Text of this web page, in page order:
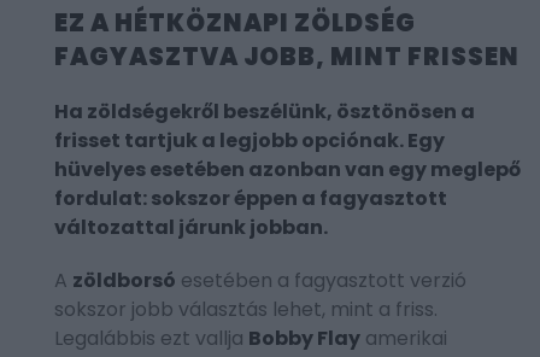
EZ A HÉTKÖZNAPI ZÖLDSÉG
FAGYASZTVA JOBB, MINT FRISSEN
Ha zöldségekről beszélünk, ösztönösen a
frisset tartjuk a legjobb opciónak. Egy
hüvelyes esetében azonban van egy meglepő
fordulat: sokszor éppen a fagyasztott
változattal járunk jobban.
A zöldborsó esetében a fagyasztott verzió
sokszor jobb választás lehet, mint a friss.
Legalábbis ezt vallja Bobby Flay amerikai